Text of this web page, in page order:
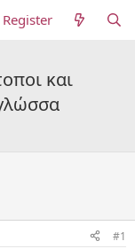
Register
και
#1